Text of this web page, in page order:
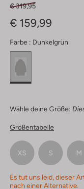
€ 319,95
€ 159,99
Farbe : Dunkelgrün
Wähle deine Größe:
Größentabelle
XS S M
Es tut uns leid, dieser
nach einer Alternative.